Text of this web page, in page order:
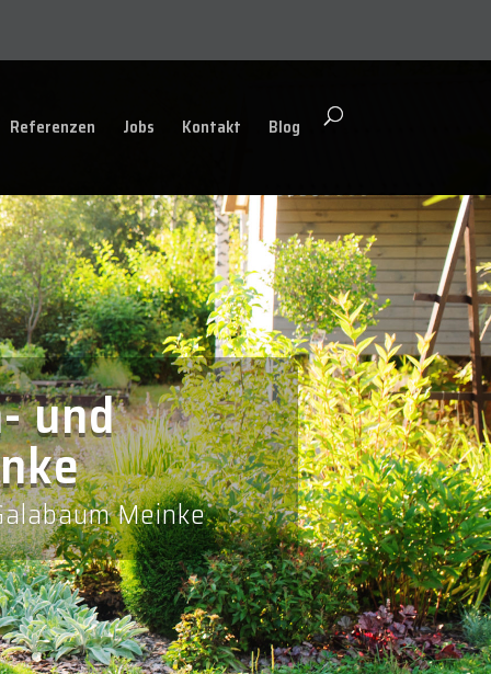
Referenzen Jobs Kontakt Blog
und
Meinke